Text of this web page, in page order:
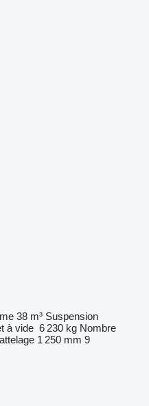
38 m³ Suspension
à vide 6 230 kg Nombre
1 250 mm 9